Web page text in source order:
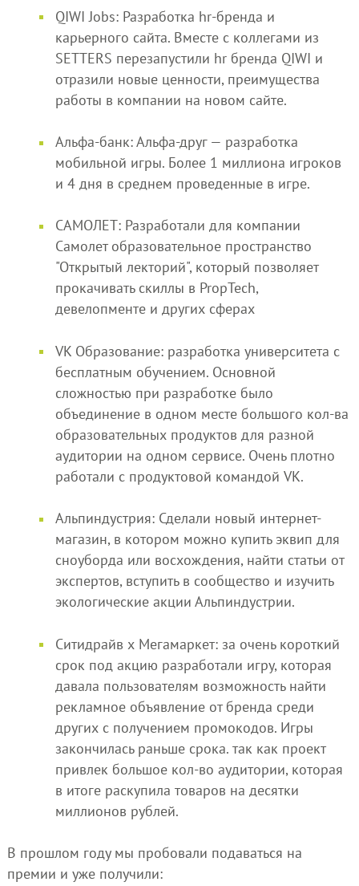
QIWI Jobs: Разработка hr-бренда и
карьерного сайта. Вместе с коллегами из
SETTERS перезапустили hr бренда QIWI и
отразили новые ценности, преимущества
работы в компании на новом сайте.
Альфа-банк: Альфа-друг — разработка
мобильной игры. Более 1 миллиона игроков
и 4 дня в среднем проведенные в игре.
САМОЛЕТ: Разработали для компании
Самолет образовательное пространство
"Открытый лекторий", который позволяет
прокачивать скиллы в PropTech,
девелопменте и других сферах
VK Образование: разработка университета с
бесплатным обучением. Основной
сложностью при разработке было
объединение в одном месте большого кол-ва
образовательных продуктов для разной
аудитории на одном сервисе. Очень плотно
работали с продуктовой командой VK.
Альпиндустрия: Сделали новый интернет-
магазин, в котором можно купить эквип для
сноуборда или восхождения, найти статьи от
экспертов, вступить в сообщество и изучить
экологические акции Альпиндустрии.
Ситидрайв х Мегамаркет: за очень короткий
срок под акцию разработали игру, которая
давала пользователям возможность найти
рекламное объявление от бренда среди
других с получением промокодов. Игры
закончилась раньше срока. так как проект
привлек большое кол-во аудитории, которая
в итоге раскупила товаров на десятки
миллионов рублей.
В прошлом году мы пробовали подаваться на
премии и уже получили: